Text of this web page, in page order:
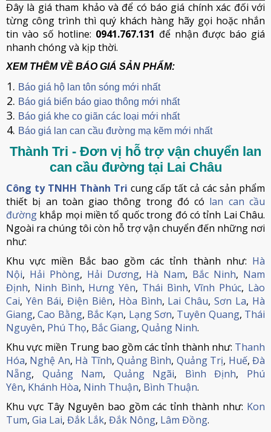
Đây là giá tham khảo và để có báo giá chính xác đối với
từng công trình thì quý khách hàng hãy gọi hoặc nhắn
tin vào số hotline: 0941.767.131 để nhận được báo giá
nhanh chóng và kịp thời.
XEM THÊM VỀ BÁO GIÁ SẢN PHẨM:
Báo giá hộ lan tôn sóng mới nhất
Báo giá biển báo giao thông mới nhất
Báo giá khe co giãn các loại mới nhất
Báo giá lan can cầu đường mạ kẽm mới nhất
Thành Tri - Đơn vị hỗ trợ vận chuyển lan
can cầu đường tại Lai Châu
Công ty TNHH Thành Tri cung cấp tất cả các sản phẩm
thiết bị an toàn giao thông trong đó có lan can cầu
đường khắp mọi miền tổ quốc trong đó có tỉnh Lai Châu.
Ngoài ra chúng tôi còn hỗ trợ vận chuyển đến những nơi
như:
Khu vực miền Bắc bao gồm các tỉnh thành như: Hà
Nội, Hải Phòng, Hải Dương, Hà Nam, Bắc Ninh, Nam
Định, Ninh Bình, Hưng Yên, Thái Bình,Vĩnh Phúc, Lào
Cai, Yên Bái, Điện Biên, Hòa Bình, Lai Châu,Sơn La, Hà
Giang,Cao Bằng, Bắc Kạn, Lạng Sơn, Tuyên Quang, Thái
Nguyên, Phú Thọ, Bắc Giang, Quảng Ninh.
Khu vực miền Trung bao gồm các tỉnh thành như: Thanh
Hóa, Nghệ An, Hà Tĩnh,Quảng Bình, Quảng Trị, Huế,Đà
Nẵng, Quảng Nam, Quảng Ngãi, Bình Định, Phú
Yên, Khánh Hòa, Ninh Thuận, Bình Thuận.
Khu vực Tây Nguyên bao gồm các tỉnh thành như: Kon
Tum, Gia Lai, Đắk Lắk, Đắk Nông, Lâm Đồng.